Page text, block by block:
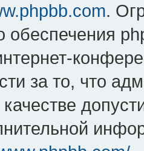
.
обеспечения
за то, что